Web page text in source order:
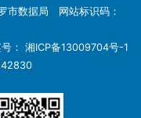
市数据局 网站标识码：
： 湘ICP备13009704号-1